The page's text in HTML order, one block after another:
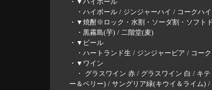
・▼ハイボール
・ハイボール / ジンジャーハイ / コークハ
・▼焼酎※ロック・水割・ソーダ割・ソフト
・黒霧島(芋) / 二階堂(麦)
・▼ビール
・ハートランド生 / ジンジャービア / コー
・▼ワイン
・ グラスワイン 赤 / グラスワイン 白 / キ
ー＆ベリー) / サングリア緑(キウイ＆ライム)